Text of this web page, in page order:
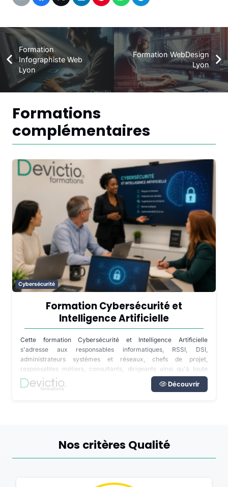
Formation
Infographiste Web
Lyon
Formation WebDesign
Lyon
Formations
complémentaires
Cybersécurité
Formation Cybersécurité et
Intelligence Artificielle
Cette formation Cybersécurité et Intelligence Artificielle
s'adresse aux responsables informatiques, RSSI, DSI,
administrateurs systèmes et réseaux, chefs de projet,
responsables métiers, consultants, dirigeants ainsi qu'à toute
personne impliquée dans la transformation numérique de son
entreprise. Disponible en inter-entreprises dans notre centre de
Découvrir
Nos critères Qualité